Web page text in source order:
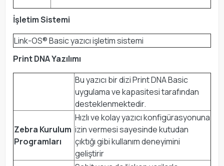
İşletim Sistemi
Link-OS® Basic yazıcı işletim sistemi
Print DNA Yazılımı
Bu yazıcı bir dizi Print DNA Basic
uygulama ve kapasitesi tarafından
desteklenmektedir.
Zebra Kurulum
Programları
Hızlı ve kolay yazıcı konfigürasyonuna
izin vermesi sayesinde kutudan
çıktığı gibi kullanım deneyimini
geliştirir